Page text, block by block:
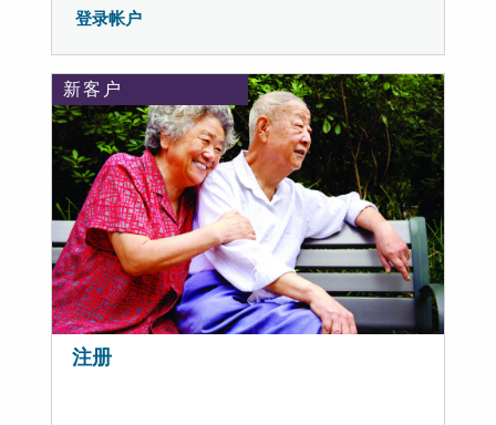
登录帐户
新客户
注册